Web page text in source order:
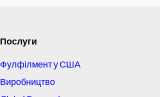
Послуги
Фулфілмент у США
Виробництво